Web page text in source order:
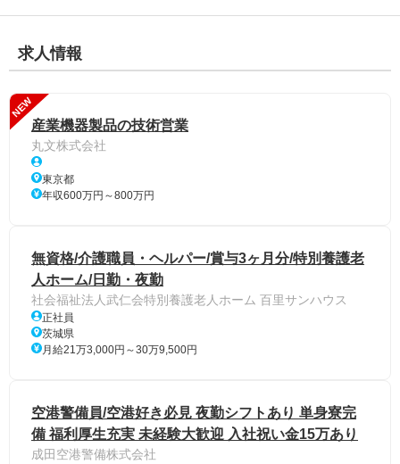
求人情報
NEW
産業機器製品の技術営業
丸文株式会社
東京都
年収600万円～800万円
無資格/介護職員・ヘルパー/賞与3ヶ月分/特別養護老
人ホーム/日勤・夜勤
社会福祉法人武仁会特別養護老人ホーム 百里サンハウス
正社員
茨城県
月給21万3,000円～30万9,500円
空港警備員/空港好き必見 夜勤シフトあり 単身寮完
備 福利厚生充実 未経験大歓迎 入社祝い金15万あり
成田空港警備株式会社